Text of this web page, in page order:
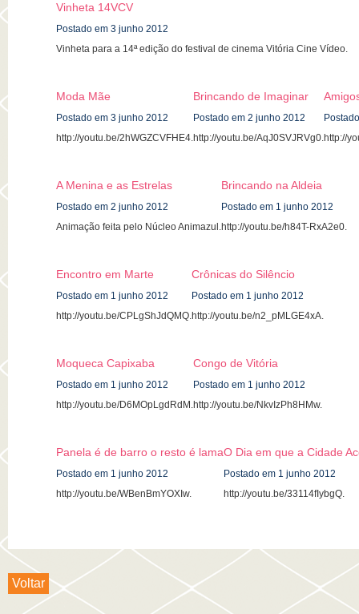
Vinheta 14VCV
Postado em 3 junho 2012
Vinheta para a 14ª edição do festival de cinema Vitória Cine Vídeo.
Moda Mãe
Postado em 3 junho 2012
http://youtu.be/2hWGZCVFHE4.
Brincando de Imaginar
Postado em 2 junho 2012
http://youtu.be/AqJ0SVJRVg0.http://
A Menina e as Estrelas
Postado em 2 junho 2012
Animação feita pelo Núcleo Animazul.
Brincando na Aldeia
Postado em 1 junho 2012
http://youtu.be/h84T-RxA2e0.
Encontro em Marte
Postado em 1 junho 2012
http://youtu.be/CPLgShJdQMQ.
Crônicas do Silêncio
Postado em 1 junho 2012
http://youtu.be/n2_pMLGE4xA.
Moqueca Capixaba
Postado em 1 junho 2012
http://youtu.be/D6MOpLgdRdM.
Congo de Vitória
Postado em 1 junho 2012
http://youtu.be/NkvIzPh8HMw.
Panela é de barro o resto é lama
Postado em 1 junho 2012
http://youtu.be/WBenBmYOXIw.
O Dia em que a Cidade
Postado em 1 junho 2012
http://youtu.be/33114fIybgQ.
Voltar